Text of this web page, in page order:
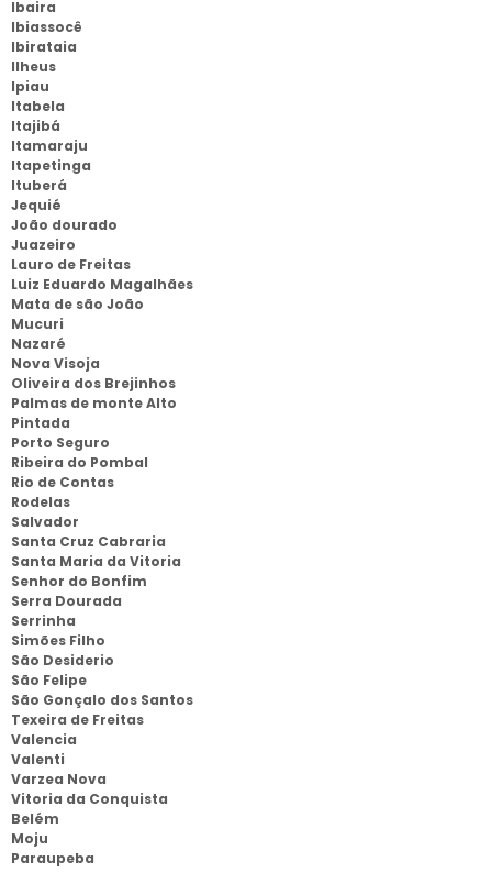
Ibaira
Ibiassocê
Ibirataia
Ilheus
Ipiau
Itabela
Itajibá
Itamaraju
Itapetinga
Ituberá
Jequié
João dourado
Juazeiro
Lauro de Freitas
Luiz Eduardo Magalhães
Mata de são João
Mucuri
Nazaré
Nova Visoja
Oliveira dos Brejinhos
Palmas de monte Alto
Pintada
Porto Seguro
Ribeira do Pombal
Rio de Contas
Rodelas
Salvador
Santa Cruz Cabraria
Santa Maria da Vitoria
Senhor do Bonfim
Serra Dourada
Serrinha
Simões Filho
São Desiderio
São Felipe
São Gonçalo dos Santos
Texeira de Freitas
Valencia
Valenti
Varzea Nova
Vitoria da Conquista
Belém
Moju
Paraupeba